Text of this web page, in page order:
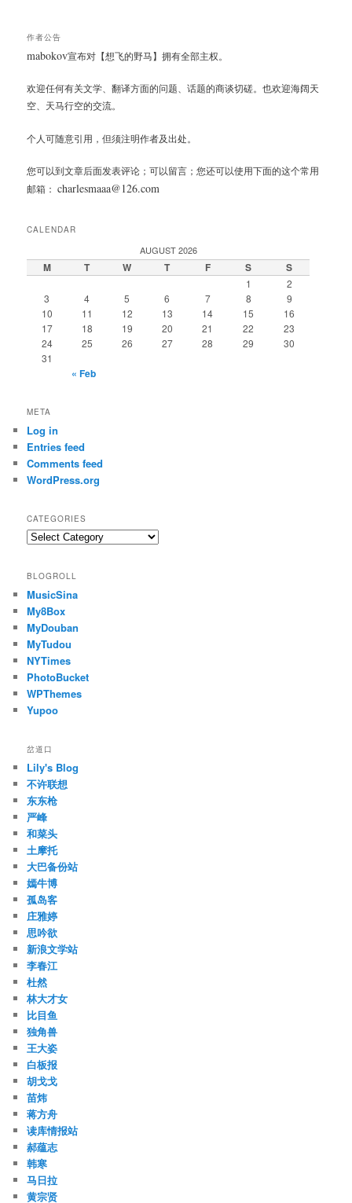
作者公告
mabokov宣布对【想飞的野马】拥有全部主权。
欢迎任何有关文学、翻译方面的问题、话题的商谈切磋。也欢迎海阔天
空、天马行空的交流。
个人可随意引用，但须注明作者及出处。
您可以到文章后面发表评论；可以留言；您还可以使用下面的这个常用
邮箱： charlesmaaa@126.com
CALENDAR
AUGUST 2026
M T W T F S S
1
2
3
4 5 6 7 8
9
10
11 12 13 14 15
16
17
18 19 20 21 22
23
24
25 26 27 28 29
30
31
« Feb
META
Log in
Entries feed
Comments feed
WordPress.org
CATEGORIES
Categories
BLOGROLL
MusicSina
My8Box
MyDouban
MyTudou
NYTimes
PhotoBucket
WPThemes
Yupoo
岔道口
Lily's Blog
不许联想
东东枪
严峰
和菜头
土摩托
大巴备份站
嫣牛博
孤岛客
庄雅婷
思吟欲
新浪文学站
李春江
杜然
林大才女
比目鱼
独角兽
王大姿
白板报
胡戈戈
苗炜
蒋方舟
读库情报站
郝蕴志
韩寒
马日拉
黄宗贤